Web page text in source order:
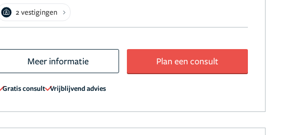
2 vestigingen
Meer informatie Plan een consult
Gratis consult Vrijblijvend advies